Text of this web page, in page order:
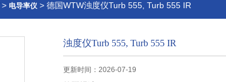
> 电导率仪 > 德国WTW浊度仪Turb 555, Turb 555 IR
浊度仪Turb 555, Turb 555 IR
更新时间：2026-07-19